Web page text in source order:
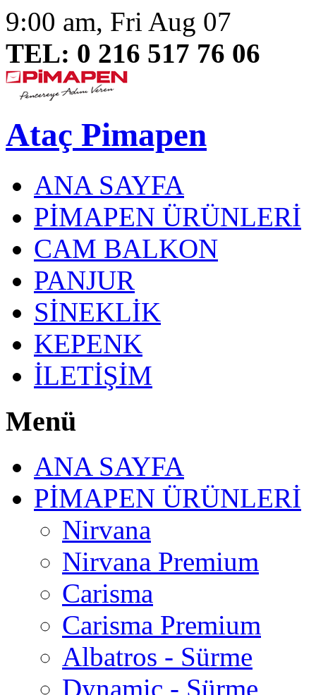
9:00 am, Fri Aug 07
TEL: 0 216 517 76 06
Ataç Pimapen
ANA SAYFA
PİMAPEN ÜRÜNLERİ
CAM BALKON
PANJUR
SİNEKLİK
KEPENK
İLETİŞİM
Menü
ANA SAYFA
PİMAPEN ÜRÜNLERİ
Nirvana
Nirvana Premium
Carisma
Carisma Premium
Albatros - Sürme
Dynamic - Sürme